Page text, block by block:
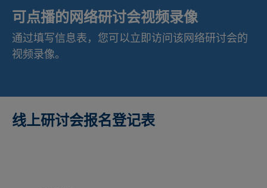
可点播的网络研讨会视频录像
通过填写信息表，您可以立即访问该网络研讨会的
视频录像。
线上研讨会报名登记表